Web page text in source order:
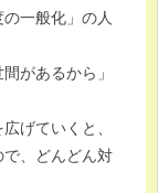
一般化」の人
があるから」
げていくと、
、どんどん対